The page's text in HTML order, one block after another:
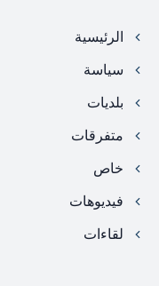
الرئيسية
سياسة
بلديات
متفرقات
خاص
فيديوهات
لقاءات